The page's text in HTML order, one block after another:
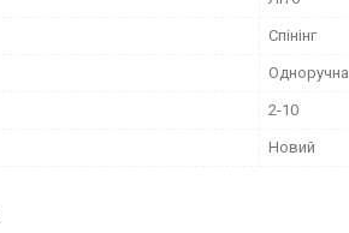
Спінінг
Одноручна
2-10
Новий